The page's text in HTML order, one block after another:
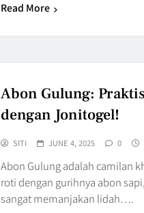
Read More
Abon Gulung:
dengan Jonitogel!
SITI JUNE 4, 2025 0
Abon Gulung adalah camilan
roti dengan gurihnya abon
sangat memanjakan lidah….